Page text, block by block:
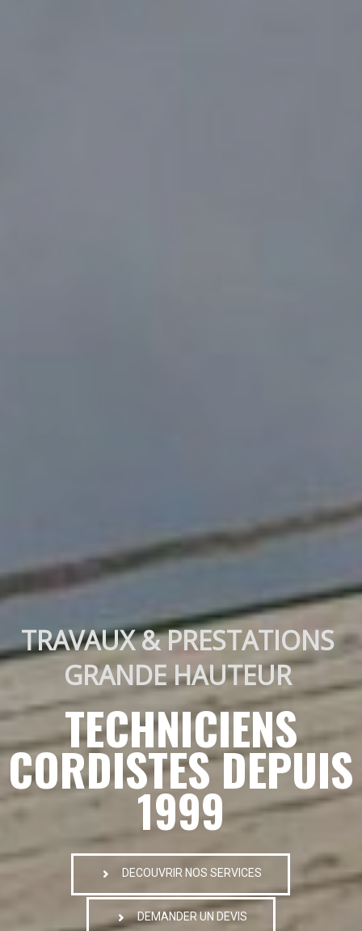
TRAVAUX & PRESTATIONS
GRANDE HAUTEUR
TECHNICIENS
CORDISTES DEPUIS
1999
DECOUVRIR NOS SERVICES
DEMANDER UN DEVIS